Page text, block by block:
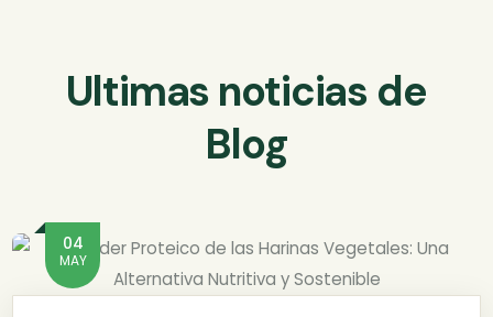
Ultimas noticias de
Blog
04
MAY